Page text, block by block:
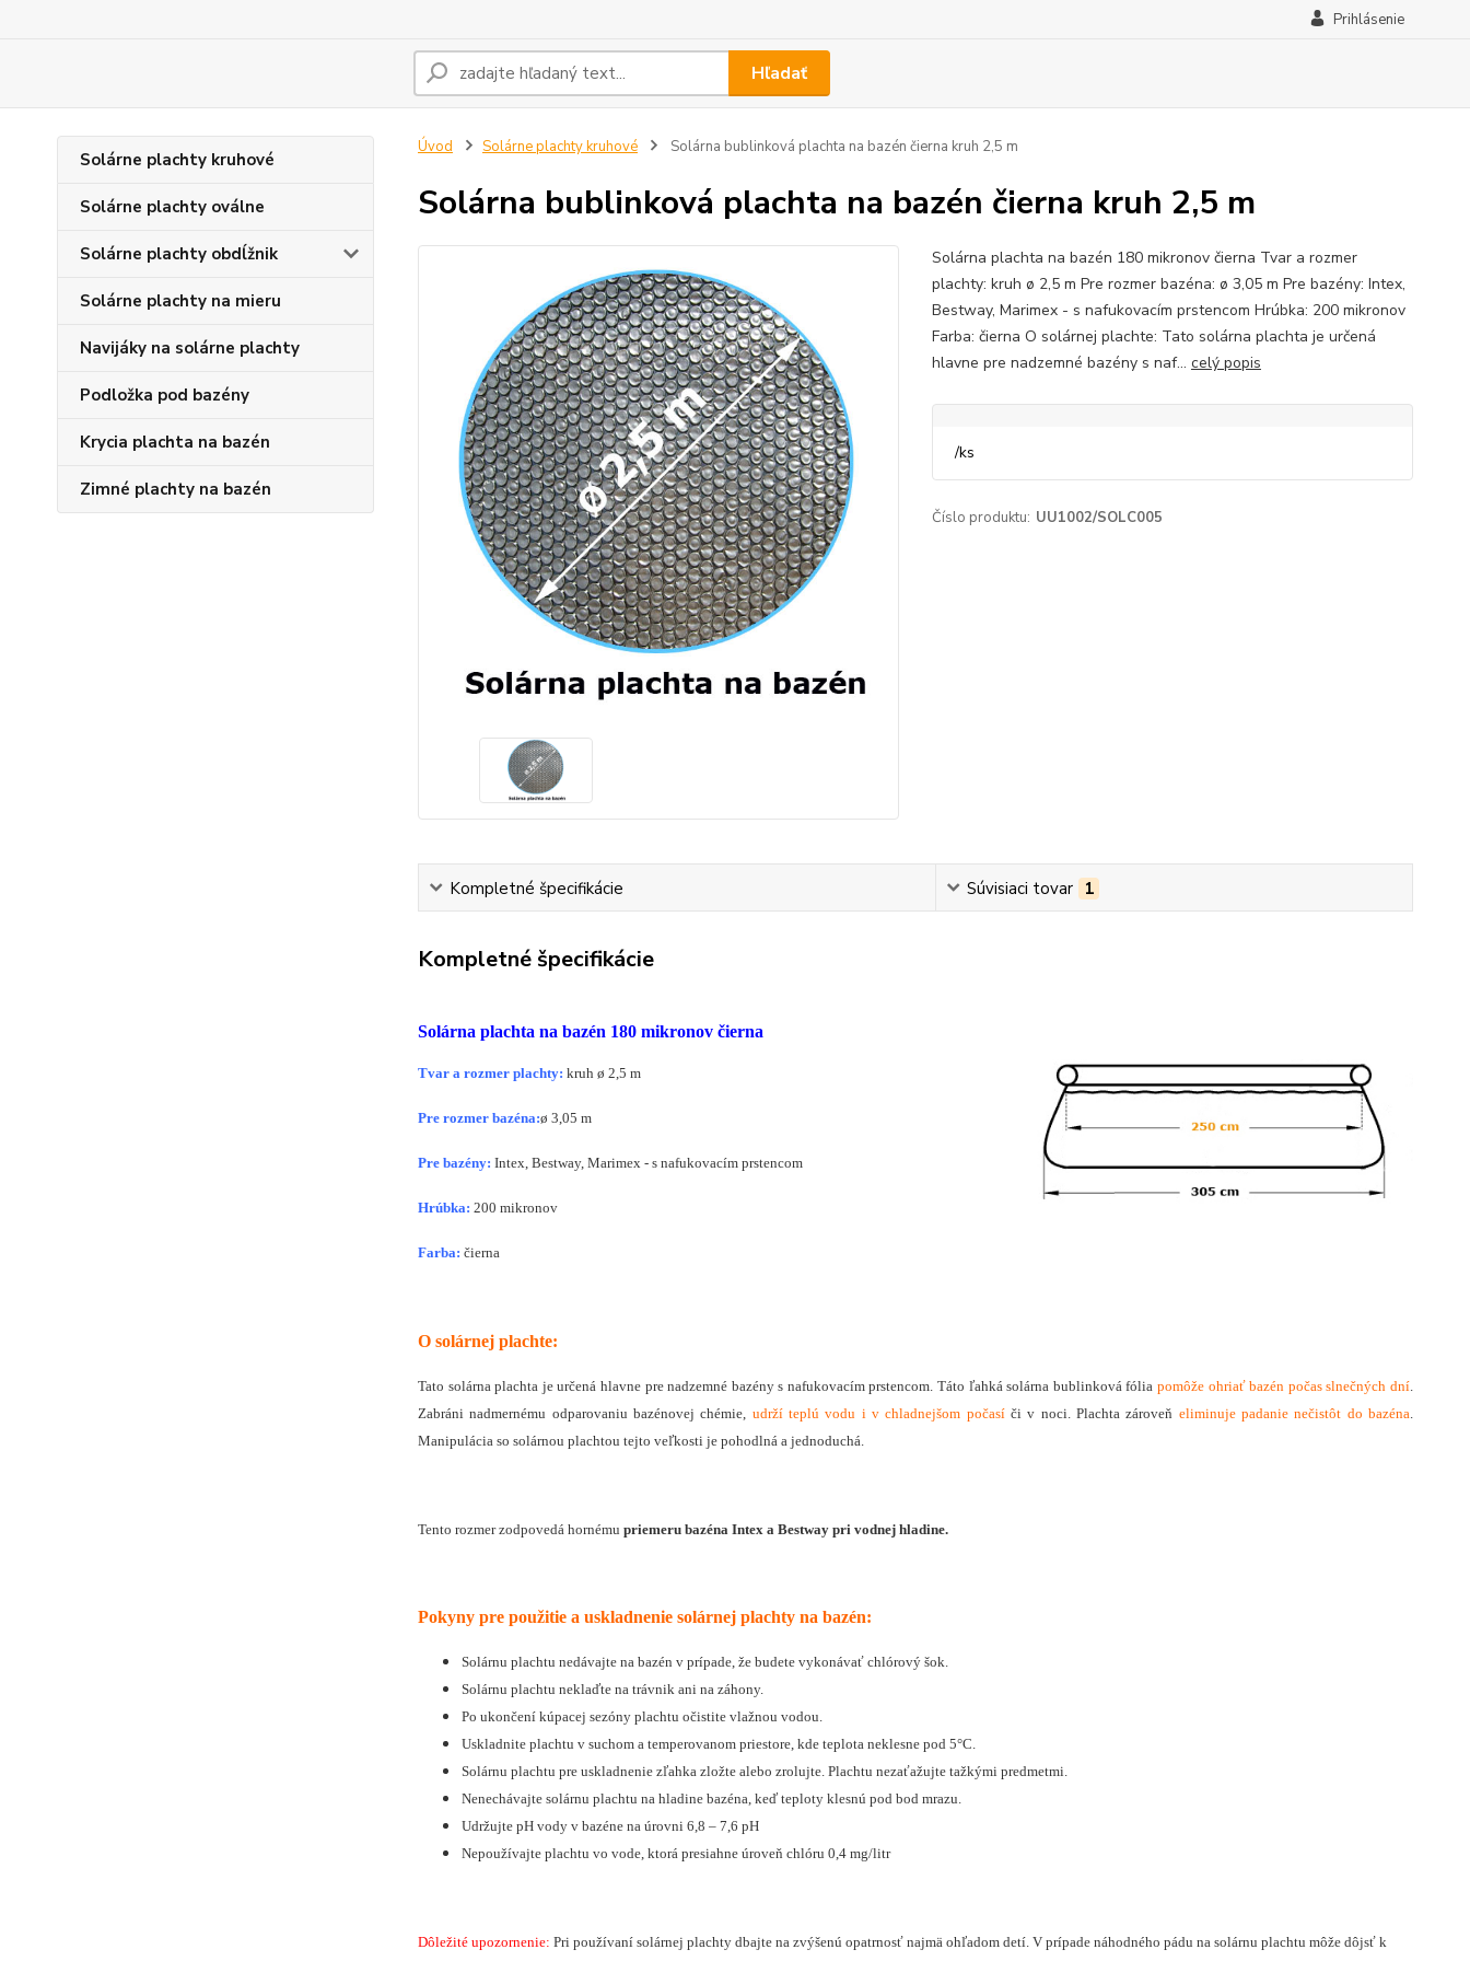
Prihlásenie
Hľadať
Solárne plachty kruhové
Solárne plachty oválne
Solárne plachty obdĺžnik
Solárne plachty na mieru
Navijáky na solárne plachty
Podložka pod bazény
Krycia plachta na bazén
Zimné plachty na bazén
Úvod Solárne plachty kruhové Solárna bublinková plachta na bazén čierna kruh 2,5 m
Solárna bublinková plachta na bazén čierna kruh 2,5 m
Solárna plachta na bazén 180 mikronov čierna Tvar a rozmer
plachty: kruh ø 2,5 m Pre rozmer bazéna: ø 3,05 m Pre bazény: Intex,
Bestway, Marimex - s nafukovacím prstencom Hrúbka: 200 mikronov
Farba: čierna O solárnej plachte: Tato solárna plachta je určená
hlavne pre nadzemné bazény s naf... celý popis
/ks
Číslo produktu: UU1002/SOLC005
Kompletné špecifikácie Súvisiaci tovar 1
Kompletné špecifikácie
Solárna plachta na bazén 180 mikronov čierna
Tvar a rozmer plachty: kruh ø 2,5 m
Pre rozmer bazéna:ø 3,05 m
Pre bazény: Intex, Bestway, Marimex - s nafukovacím prstencom
Hrúbka: 200 mikronov
Farba: čierna
O solárnej plachte:
Tato solárna plachta je určená hlavne pre nadzemné bazény s nafukovacím prstencom. Táto ľahká solárna bublinková fólia pomôže ohriať bazén počas slnečných dní.
Zabráni nadmernému odparovaniu bazénovej chémie, udrží teplú vodu i v chladnejšom počasíči v noci. Plachta zároveň eliminuje padanie nečistôt do bazéna
Manipulácia so solárnou plachtou tejto veľkosti je pohodlná a jednoduchá.
Tento rozmer zodpovedá hornému priemeru bazéna Intex a Bestway pri vodnej hladine.
Pokyny pre použitie a uskladnenie solárnej plachty na bazén:
Solárnu plachtu nedávajte na bazén v prípade, že budete vykonávať chlórový šok.
Solárnu plachtu neklaďte na trávnik ani na záhony.
Po ukončení kúpacej sezóny plachtu očistite vlažnou vodou.
Uskladnite plachtu v suchom a temperovanom priestore, kde teplota neklesne pod 5°C.
Solárnu plachtu pre uskladnenie zľahka zložte alebo zrolujte. Plachtu nezaťažujte tažkými predmetmi.
Nenechávajte solárnu plachtu na hladine bazéna, keď teploty klesnú pod bod mrazu.
Udržujte pH vody v bazéne na úrovni 6,8 – 7,6 pH
Nepoužívajte plachtu vo vode, ktorá presiahne úroveň chlóru 0,4 mg/litr
Dôležité upozornenie: Pri používaní solárnej plachty dbajte na zvýšenú opatrnosť najmä ohľadom detí. V prípade náhodného pádu na solárnu plachtu môže dôjsť k